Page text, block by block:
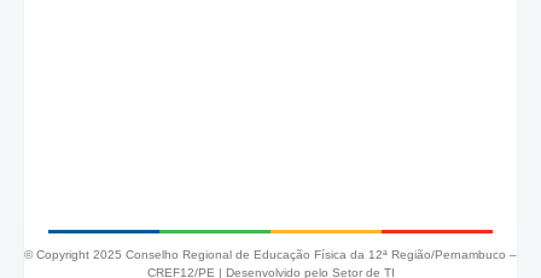
© Copyright 2025 Conselho Regional de Educação Física da 12ª Região/Pernambuco –
CREF12/PE | Desenvolvido pelo Setor de TI